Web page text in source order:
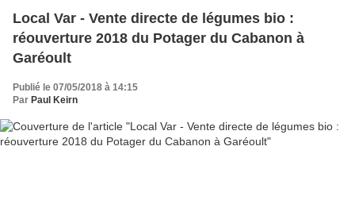
Local Var - Vente directe de légumes bio :
réouverture 2018 du Potager du Cabanon à
Garéoult
Publié le 07/05/2018 à 14:15
Par Paul Keirn